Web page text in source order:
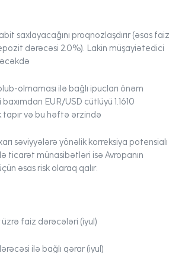
saxlayacağını proqnozlaşdırır (əsas faiz
dərəcəsi 2.0%). Lakin müşayiətedici
olmaması ilə bağlı ipucları önəm
EUR/USD cütlüyü 1.1610
tapır və bu həftə ərzində
səviyyələrə yönəlik korreksiya potensialı
ticarət münasibətləri isə Avropanın
əsas risk olaraq qalır.
faiz dərəcələri (iyul)
ilə bağlı qərar (iyul)